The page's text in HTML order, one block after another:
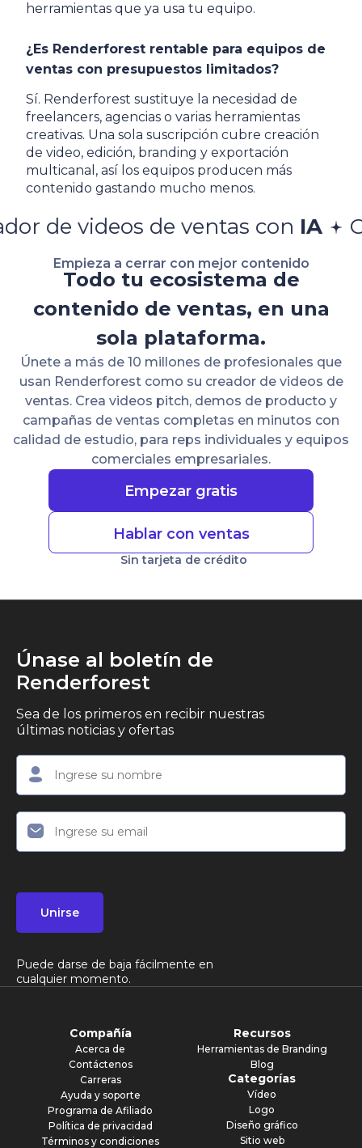
herramientas que ya usa tu equipo.
¿Es Renderforest rentable para equipos de
ventas con presupuestos limitados?
Sí. Renderforest sustituye la necesidad de
freelancers, agencias o varias herramientas
creativas. Una sola suscripción cubre creación
de video, edición, branding y exportación
multicanal, así los equipos producen más
contenido gastando mucho menos.
de ventas conIA Creador de
Empieza a cerrar con mejor contenido
Todo tu ecosistema de
contenido de ventas, en una
sola plataforma.
Únete a más de 10 millones de profesionales que
usan Renderforest como su creador de videos de
ventas. Crea videos pitch, demos de producto y
campañas de ventas completas en minutos con
calidad de estudio, para reps individuales y equipos
comerciales empresariales.
Empezar gratis
Hablar con ventas
Sin tarjeta de crédito
Únase al boletín de
Renderforest
Sea de los primeros en recibir nuestras
últimas noticias y ofertas
Unirse
Puede darse de baja fácilmente en
cualquier momento.
Compañía
Acerca de
Contáctenos
Carreras
Ayuda y soporte
Programa de Afiliado
Política de privacidad
Términos y condiciones
Recursos
Herramientas de Branding
Blog
Categorías
Vídeo
Logo
Diseño gráfico
Sitio web